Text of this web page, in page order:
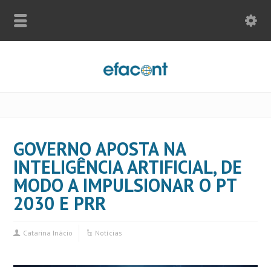
GOVERNO APOSTA NA
INTELIGÊNCIA ARTIFICIAL, DE
MODO A IMPULSIONAR O PT
2030 E PRR
Catarina Inácio Notícias